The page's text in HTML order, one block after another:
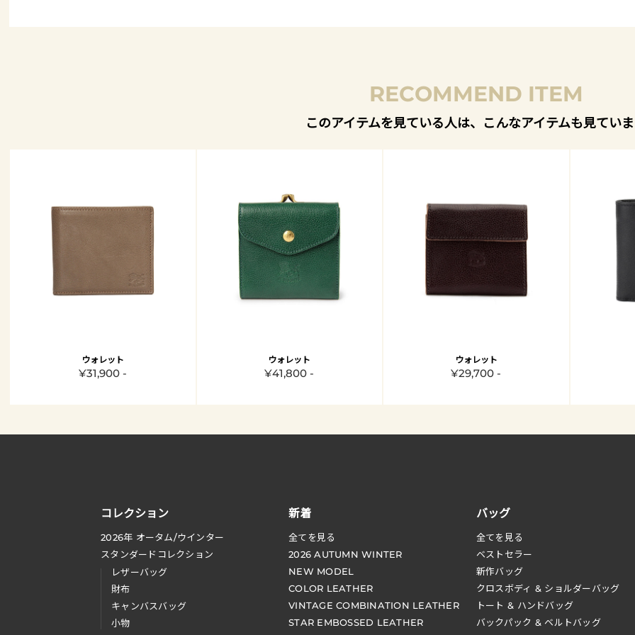
RECOMMEND ITEM
このアイテムを見ている人は、こんなアイテムも見てい
ウォレット
¥31,900 -
ウォレット
¥41,800 -
ウォレット
¥29,700 -
コレクション
2026年 オータム/ウインター
スタンダードコレクション
レザーバッグ
財布
キャンバスバッグ
小物
新着
全てを見る
2026 AUTUMN WINTER
NEW MODEL
COLOR LEATHER
VINTAGE COMBINATION LEATHER
STAR EMBOSSED LEATHER
バッグ
全てを見る
ベストセラー
新作バッグ
クロスボディ & ショルダーバッグ
トート & ハンドバッグ
バックパック & ベルトバッグ